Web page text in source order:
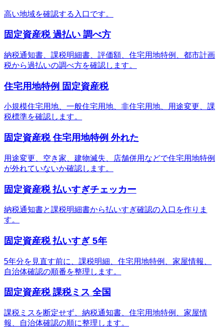
高い地域を確認する入口です。
固定資産税 過払い 調べ方
納税通知書、課税明細書、評価額、住宅用地特例、都市計画
税から過払いの調べ方を確認します。
住宅用地特例 固定資産税
小規模住宅用地、一般住宅用地、非住宅用地、用途変更、課
税標準を確認します。
固定資産税 住宅用地特例 外れた
用途変更、空き家、建物滅失、店舗併用などで住宅用地特例
が外れていないか確認します。
固定資産税 払いすぎチェッカー
納税通知書と課税明細書から払いすぎ確認の入口を作りま
す。
固定資産税 払いすぎ 5年
5年分を見直す前に、課税明細、住宅用地特例、家屋情報、
自治体確認の順番を整理します。
固定資産税 課税ミス 全国
課税ミスを断定せず、納税通知書、住宅用地特例、家屋情
報、自治体確認の順に整理します。